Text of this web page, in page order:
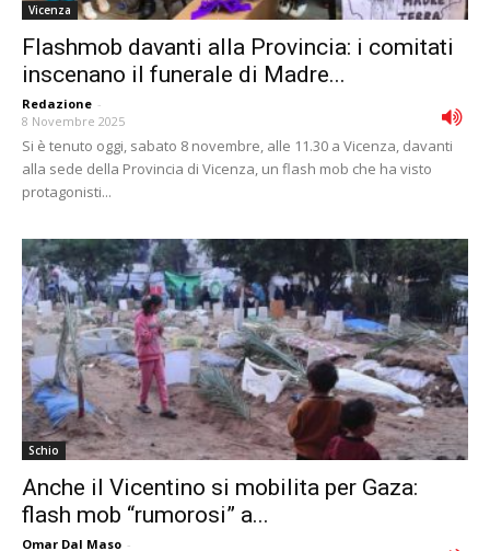
Vicenza
Flashmob davanti alla Provincia: i comitati
inscenano il funerale di Madre...
Redazione -
8 Novembre 2025
Si è tenuto oggi, sabato 8 novembre, alle 11.30 a Vicenza, davanti
alla sede della Provincia di Vicenza, un flash mob che ha visto
protagonisti...
Schio
Anche il Vicentino si mobilita per Gaza:
flash mob “rumorosi” a...
Omar Dal Maso -